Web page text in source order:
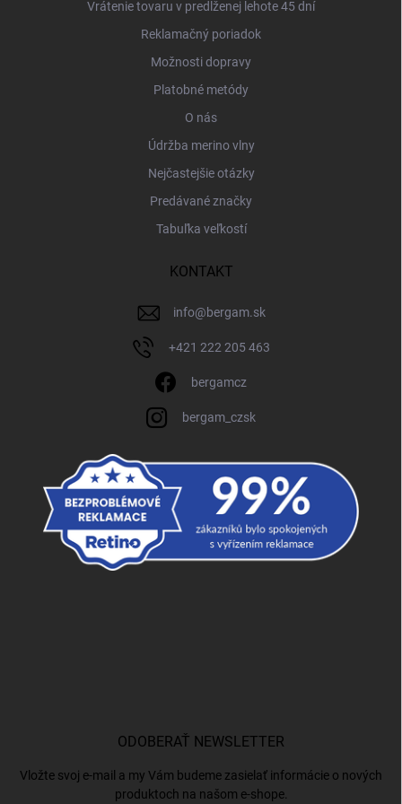
Vrátenie tovaru v predĺženej lehote 45 dní
Reklamačný poriadok
Možnosti dopravy
Platobné metódy
O nás
Údržba merino vlny
Nejčastejšie otázky
Predávané značky
Tabuľka veľkostí
KONTAKT
info@bergam.sk
+421 222 205 463
bergamcz
bergam_czsk
ODOBERAŤ NEWSLETTER
Vložte svoj e-mail a my Vám budeme zasielať informácie o nových
produktoch na našom e-shope.